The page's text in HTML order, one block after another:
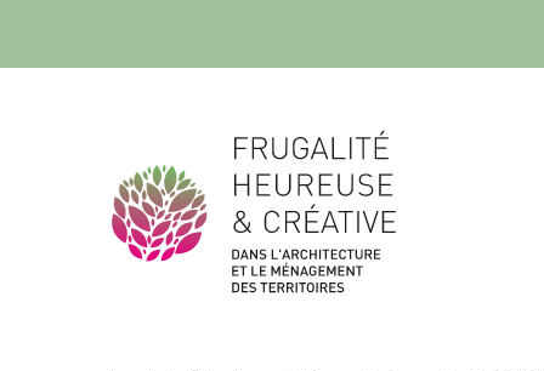
Frugalité dans l'architecture et le ménagement des territoires